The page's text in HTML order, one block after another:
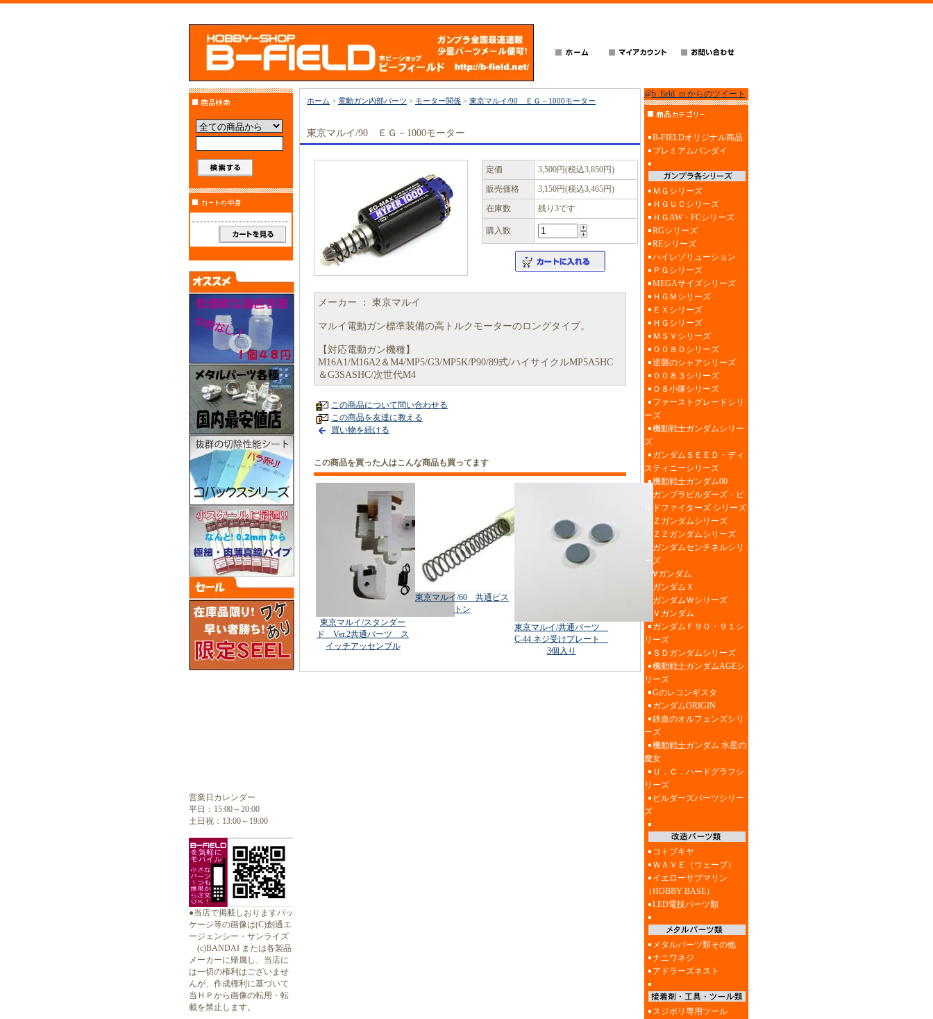
営業日カレンダー
平日：15:00～20:00
土日祝：13:00～19:00
●当店で掲載しおりますパッ
ケージ等の画像は(C)創通エ
ージェンシー・サンライズ
(c)BANDAI または各製品
メーカーに帰属し、当店に
は一切の権利はございませ
んが、作成権利に基づいて
当ＨＰから画像の転用・転
載を禁止します。
ホーム > 電動ガン内部パーツ > モーター関係 > 東京マルイ/90 ＥＧ－1000モーター
東京マルイ/90 ＥＧ－1000モーター
定価
3,500円(税込3,850円)
販売価格
3,150円(税込3,465円)
在庫数
残り3です
購入数
メーカー ： 東京マルイ
マルイ電動ガン標準装備の高トルクモーターのロングタイプ。
【対応電動ガン機種】
M16A1/M16A2＆M4/MP5/G3/MP5K/P90/89式/ハイサイクルMP5A5HC
＆G3SASHC/次世代M4
この商品について問い合わせる
この商品を友達に教える
買い物を続ける
この商品を買った人はこんな商品も買ってます
東京マルイ/スタンダー
ド Ver.2共通パーツ ス
イッチアッセンブル
東京マルイ/60 共通ピス
トン
東京マルイ/共通パーツ
C-44 ネジ受けプレート
3個入り
@b_field_m からのツイート
B-FIELDオリジナル商品
プレミアムバンダイ
ＭＧシリーズ
ＨＧＵＣシリーズ
ＨＧAW・FCシリーズ
RGシリーズ
REシリーズ
ハイレゾリューション
ＰＧシリーズ
MEGAサイズシリーズ
ＨＧＭシリーズ
ＥＸシリーズ
ＨＧシリーズ
ＭＳＶシリーズ
００８０シリーズ
逆襲のシャアシリーズ
００８３シリーズ
０８小隊シリーズ
ファーストグレードシリ
ーズ
機動戦士ガンダムシリー
ズ
ガンダムＳＥＥＤ・ディ
スティニーシリーズ
機動戦士ガンダム00
ガンプラビルダーズ・ビ
ルドファイターズ シリーズ
Ｚガンダムシリーズ
ＺＺガンダムシリーズ
ガンダムセンチネルシリ
ーズ
∀ガンダム
ガンダムＸ
ガンダムＷシリーズ
Ｖガンダム
ガンダムＦ９０・９１シ
リーズ
ＳＤガンダムシリーズ
機動戦士ガンダムAGEシ
リーズ
Gのレコンギスタ
ガンダムORIGIN
鉄血のオルフェンズシリ
ーズ
機動戦士ガンダム 水星の
魔女
Ｕ．Ｃ．ハードグラフシ
リーズ
ビルダーズパーツシリー
ズ
コトブキヤ
ＷＡＶＥ（ウェーブ）
イエローサブマリン
（HOBBY BASE）
LED電技パーツ類
メタルパーツ類その他
ナニワネジ
アドラーズネスト
スジボリ専用ツール